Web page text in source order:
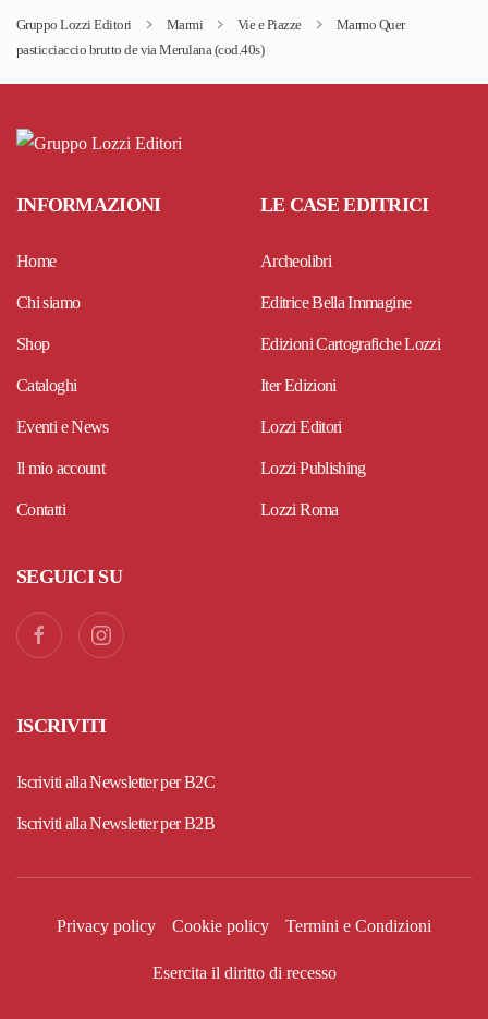
Gruppo Lozzi Editori Marmi Vie e Piazze
Marmo Quer
pasticciaccio brutto de via Merulana (cod.40s)
INFORMAZIONI
Home
Chi siamo
Shop
Cataloghi
Eventi e News
Il mio account
Contatti
LE CASE EDITRICI
Archeolibri
Editrice Bella Immagine
Edizioni Cartografiche Lozzi
Iter Edizioni
Lozzi Editori
Lozzi Publishing
Lozzi Roma
SEGUICI SU
ISCRIVITI
Iscriviti alla Newsletter per B2C
Iscriviti alla Newsletter per B2B
Privacy policy Cookie policy Termini e Condizioni
Esercita il diritto di recesso